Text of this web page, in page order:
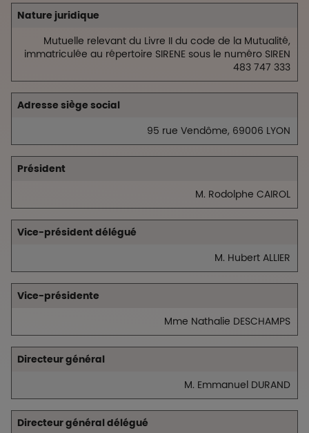
Nature juridique
Mutuelle relevant du Livre II du code de la Mutualité,
immatriculée au répertoire SIRENE sous le numéro SIREN
483 747 333
Adresse siège social
95 rue Vendôme, 69006 LYON
Président
M. Rodolphe CAIROL
Vice-président délégué
M. Hubert ALLIER
Vice-présidente
Mme Nathalie DESCHAMPS
Directeur général
M. Emmanuel DURAND
Directeur général délégué